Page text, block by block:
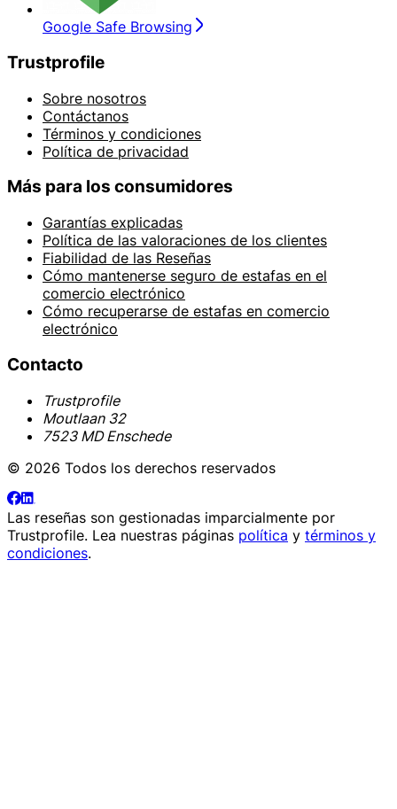
Google Safe Browsing
Trustprofile
Sobre nosotros
Contáctanos
Términos y condiciones
Política de privacidad
Más para los consumidores
Garantías explicadas
Política de las valoraciones de los clientes
Fiabilidad de las Reseñas
Cómo mantenerse seguro de estafas en el
comercio electrónico
Cómo recuperarse de estafas en comercio
electrónico
Contacto
Trustprofile
Moutlaan 32
7523 MD Enschede
© 2026 Todos los derechos reservados
Las reseñas son gestionadas imparcialmente por
Trustprofile. Lea nuestras páginas política y términos y
condiciones.